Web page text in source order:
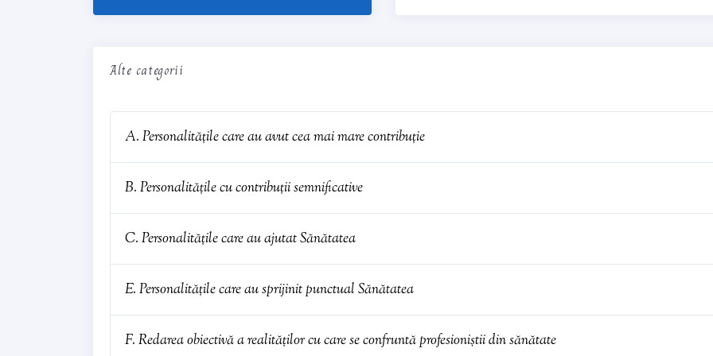
Alte categorii
A. Personalitățile care au avut cea mai mare contribuție
B. Personalitățile cu contribuții semnificative
C. Personalitățile care au ajutat Sănătatea
E. Personalitățile care au sprijinit punctual Sănătatea
F. Redarea obiectivă a realităților cu care se confruntă profesioniștii din sănătate